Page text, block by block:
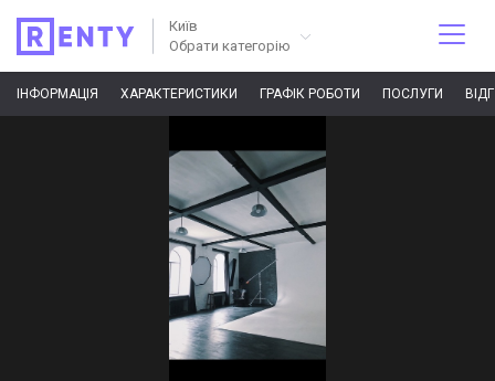
Київ
Обрати категорію
ІНФОРМАЦІЯ ХАРАКТЕРИСТИКИ ГРАФІК РОБОТИ ПОСЛУГИ